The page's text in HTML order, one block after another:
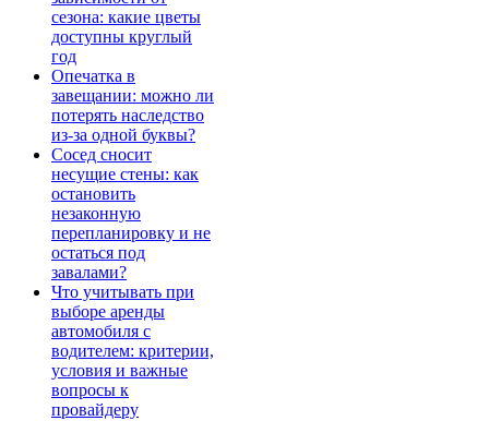
сезона: какие цветы
доступны круглый
год
Опечатка в
завещании: можно ли
потерять наследство
из-за одной буквы?
Сосед сносит
несущие стены: как
остановить
незаконную
перепланировку и не
остаться под
завалами?
Что учитывать при
выборе аренды
автомобиля с
водителем: критерии,
условия и важные
вопросы к
провайдеру